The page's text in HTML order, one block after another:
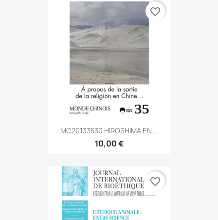
MC20133530 HIROSHIMA EN...
10,00 €
favorite_border
favorite_border